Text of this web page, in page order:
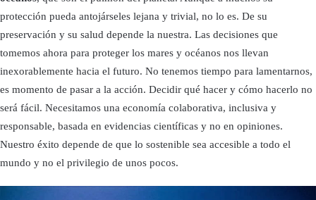
protección pueda antojárseles lejana y trivial, no lo es. De su
preservación y su salud depende la nuestra. Las decisiones que
tomemos ahora para proteger los mares y océanos nos llevan
inexorablemente hacia el futuro. No tenemos tiempo para lamentarnos,
es momento de pasar a la acción. Decidir qué hacer y cómo hacerlo no
será fácil. Necesitamos una economía colaborativa, inclusiva y
responsable, basada en evidencias científicas y no en opiniones.
Nuestro éxito depende de que lo sostenible sea accesible a todo el
mundo y no el privilegio de unos pocos.